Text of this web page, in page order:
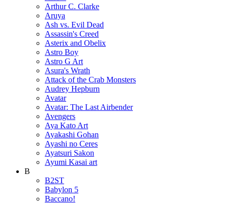
Arthur C. Clarke
Aruya
Ash vs. Evil Dead
Assassin's Creed
Asterix and Obelix
Astro Boy
Astro G Art
Asura's Wrath
Attack of the Crab Monsters
Audrey Hepburn
Avatar
Avatar: The Last Airbender
Avengers
Aya Kato Art
Ayakashi Gohan
Ayashi no Ceres
Ayatsuri Sakon
Ayumi Kasai art
B
B2ST
Babylon 5
Baccano!